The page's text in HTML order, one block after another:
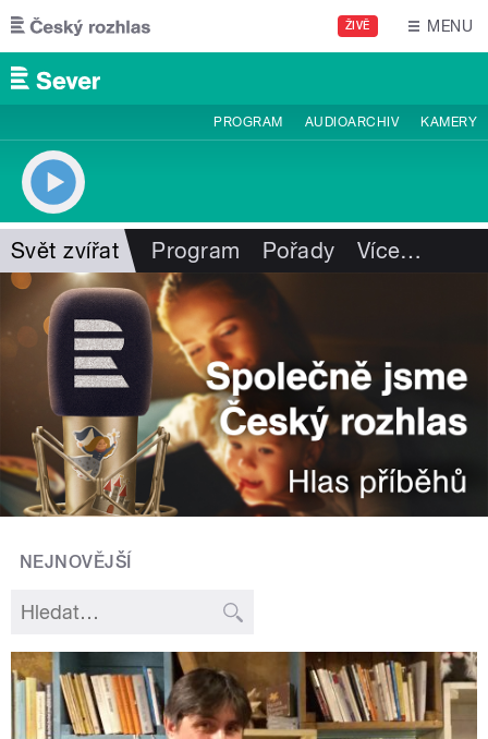
Přejít k hlavnímu obsahu
ŽIVĚ MENU
PROGRAM AUDIOARCHIV KAMERY
Svět zvířat Program Pořady Více…
NEJNOVĚJŠÍ